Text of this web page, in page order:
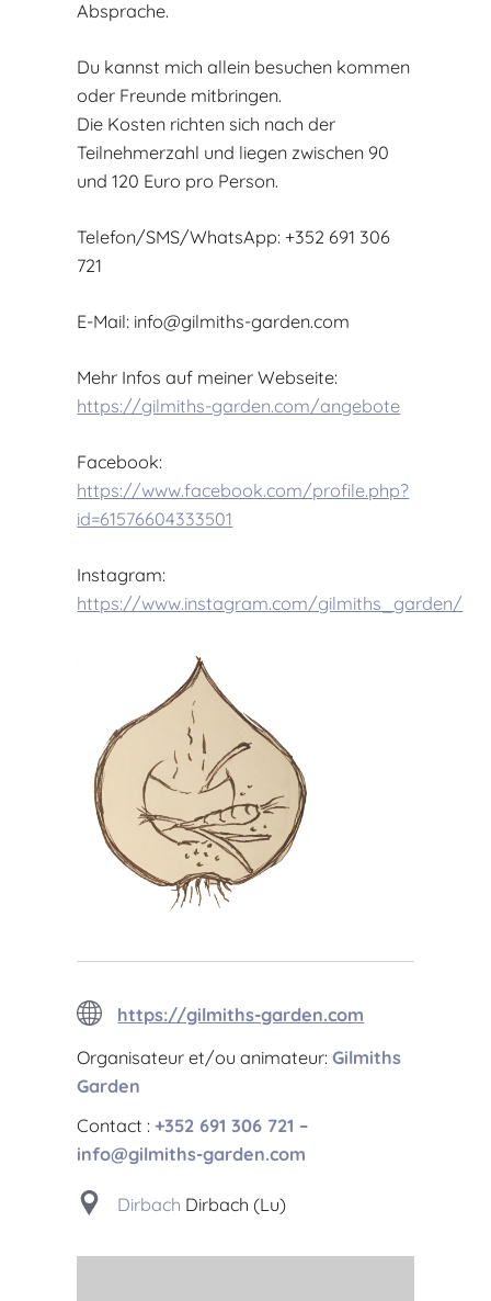
Absprache.
Du kannst mich allein besuchen kommen
oder Freunde mitbringen.
Die Kosten richten sich nach der
Teilnehmerzahl und liegen zwischen 90
und 120 Euro pro Person.
Telefon/SMS/WhatsApp: +352 691 306
721
E-Mail: info@gilmiths-garden.com
Mehr Infos auf meiner Webseite:
https://gilmiths-garden.com/angebote
Facebook:
https://www.facebook.com/profile.php?
id=61576604333501
Instagram:
https://www.instagram.com/gilmiths_garden/
https://gilmiths-garden.com
Organisateur et/ou animateur: Gilmiths
Garden
Contact : +352 691 306 721 –
info@gilmiths-garden.com
Dirbach Dirbach (Lu)